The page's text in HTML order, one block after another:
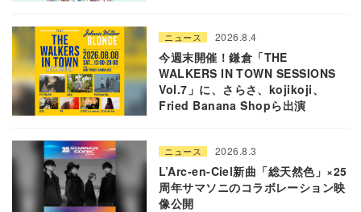
ニュース 2026.8.4
今週末開催！鎌倉「THE
WALKERS IN TOWN SESSIONS
Vol.7」に、さらさ、kojikoji、
Fried Banana Shopら出演
ニュース 2026.8.3
L’Arc-en-Ciel新曲「総天然色」×25
周年サマソニのコラボレーション映
像公開